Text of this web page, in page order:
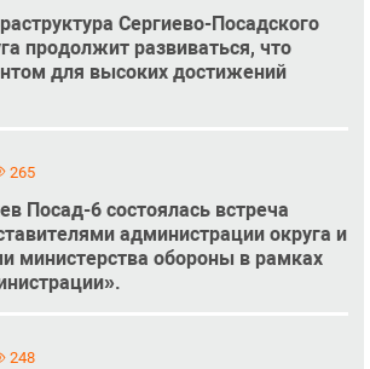
Сергиево-Посадского
продолжит развиваться, что
для высоких достижений
265
Посад-6 состоялась встреча
администрации округа и
министерства обороны в рамках
248